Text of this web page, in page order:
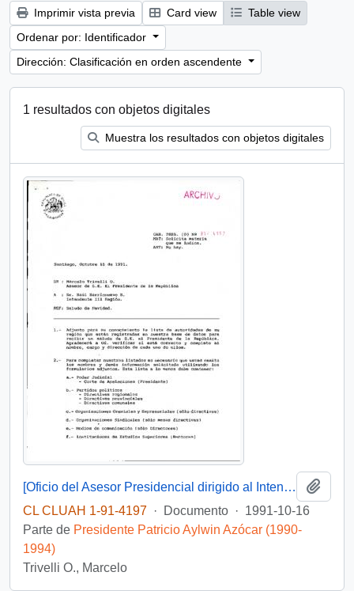
Imprimir vista previa Card view
Table view
Ordenar por: Identificador
Dirección: Clasificación en orden ascendente
1 resultados con objetos digitales
Muestra los resultados con objetos digitales
[Oficio del Asesor Presidencial dirigido al Intendente de la III Región, Sr. Raúl Barrionuevo, referente a saludo de Navidad]
CL CLUAH 1-91-4197 · Documento · 1991-10-16
Parte de Presidente Patricio Aylwin Azócar (1990-
1994)
Trivelli O., Marcelo